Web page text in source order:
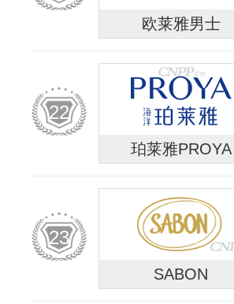
欧莱雅男士
22
珀莱雅PROYA
23
SABON